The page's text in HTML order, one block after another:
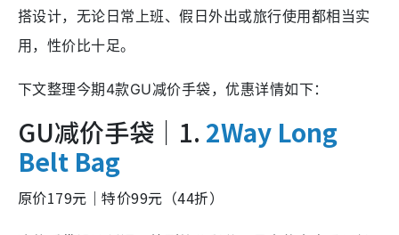
搭设计，无论日常上班、假日外出或旅行使用都相当实
用，性价比十足。
下文整理今期4款GU减价手袋，优惠详情如下：
GU减价手袋｜1. 2Way Long
Belt Bag
原价179元｜特价99元（44折）